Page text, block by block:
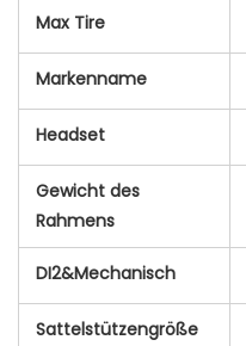
Max Tire
Markenname
Headset
Gewicht des
Rahmens
DI2&Mechanisch
Sattelstützengröße